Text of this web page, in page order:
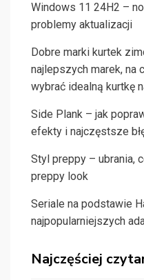
Windows 11 24H2 –
problemy aktualizacji
Dobre marki kurtek
najlepszych marek, na
wybrać idealną kurtkę
Side Plank – jak
efekty i najczęstsze
Styl preppy – ubrania,
preppy look
Seriale na podstawie
najpopularniejszych
Najczęściej